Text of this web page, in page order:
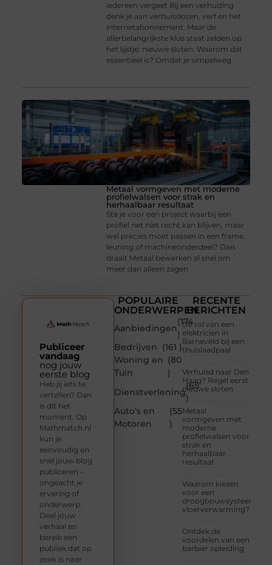
iedereen vergeet Bij een verhuizing
denk je aan verhuisdozen, verf en het
internetabonnement. Maar de
allerbelangrijkste klus staat zelden op
het lijstje: nieuwe sloten. Waarom dat
essentieel is? Omdat je simpelweg
Metaal vormgeven met moderne
profielwalsen voor strak en
herhaalbaar resultaat
Sta je voor een project waarbij een
profiel net niet recht kan blijven, maar
wél precies moet passen in een frame,
leuning of machineonderdeel? Dan
draait Metaal bewerken al snel om
meer dan alleen zagen
POPULAIRE
ONDERWERPEN
Aanbiedingen
(174
)
Bedrijven
(161 )
Woning en
Tuin
(80
)
Dienstverlening
(65
)
Auto’s en
Motoren
(55
)
RECENTE
BERICHTEN
De rol van een
elektricien in
Barneveld bij een
thuislaadpaal
Verhuisd naar Den
Haag? Regel eerst
nieuwe sloten
Metaal
vormgeven met
moderne
profielwalsen voor
strak en
herhaalbaar
resultaat
Waarom kiezen
voor een
droogbouwsysteem
vloerverwarming?
Ontdek de
voordelen van een
barbier opleiding
Publiceer
vandaag
nog jouw
eerste blog
Heb jij iets te
vertellen? Dan
is dit het
moment. Op
Mathmatch.nl
kun je
eenvoudig en
snel jouw blog
publiceren –
ongeacht je
ervaring of
onderwerp.
Deel jouw
verhaal en
bereik een
publiek dat op
zoek is naar